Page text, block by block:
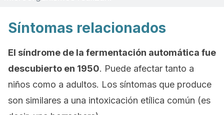
Síntomas relacionados
El síndrome de la fermentación automática fue
descubierto en 1950. Puede afectar tanto a
niños como a adultos. Los síntomas que produce
son similares a una intoxicación etílica común (es